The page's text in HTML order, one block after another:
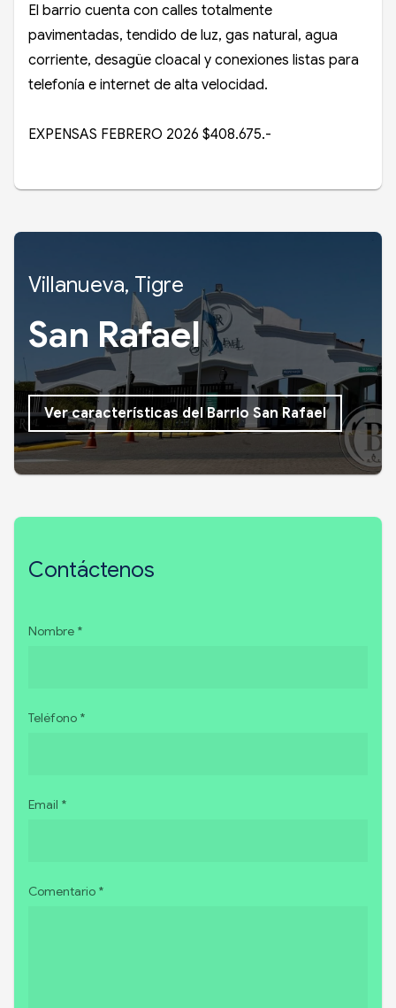
El barrio cuenta con calles totalmente
pavimentadas, tendido de luz, gas natural, agua
corriente, desagüe cloacal y conexiones listas para
telefonía e internet de alta velocidad.
EXPENSAS FEBRERO 2026 $408.675.-
Villanueva, Tigre
San Rafael
Ver características del Barrio San Rafael
Contáctenos
Nombre *
Teléfono *
Email *
Comentario *